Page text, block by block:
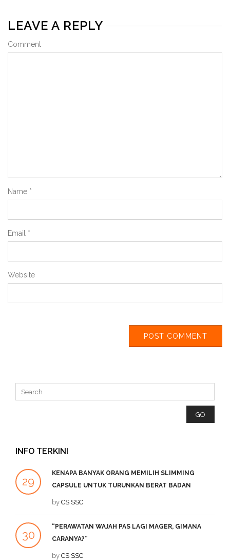
LEAVE A REPLY
Comment
Name *
Email *
Website
INFO TERKINI
29
KENAPA BANYAK ORANG MEMILIH SLIMMING
CAPSULE UNTUK TURUNKAN BERAT BADAN
by CS SSC
30
“PERAWATAN WAJAH PAS LAGI MAGER, GIMANA
CARANYA?”
by CS SSC